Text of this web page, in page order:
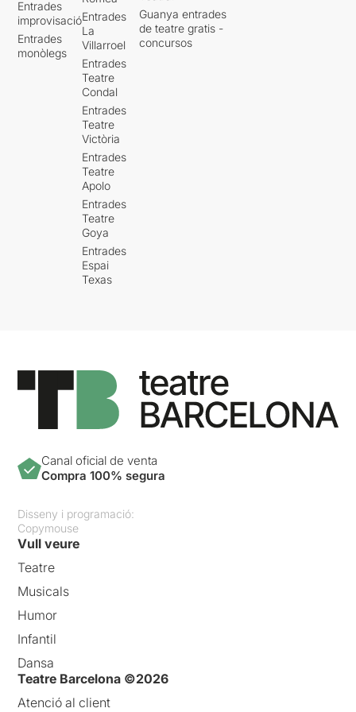
Entrades
improvisació
Entrades
monòlegs
Entrades
La
Villarroel
Entrades
Teatre
Condal
Entrades
Teatre
Victòria
Entrades
Teatre
Apolo
Entrades
Teatre
Goya
Entrades
Espai
Texas
Guanya entrades
de teatre gratis -
concursos
Canal oficial de venta
Compra 100% segura
Disseny i programació:
Copymouse
Vull veure
Teatre
Musicals
Humor
Infantil
Dansa
Teatre Barcelona ©2026
Atenció al client